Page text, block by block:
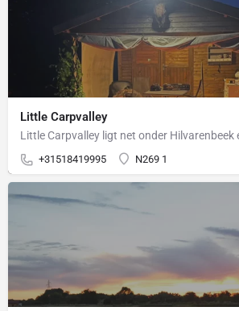
Little Carpvalley
+31518419995 N269 1